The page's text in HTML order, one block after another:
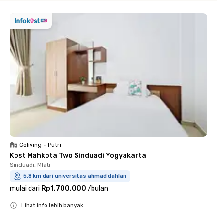
Coliving • Putri
Kost Mahkota Two Sinduadi Yogyakarta
Sinduadi, Mlati
5.8 km dari universitas ahmad dahlan
mulai dari Rp1.700.000 /bulan
Lihat info lebih banyak